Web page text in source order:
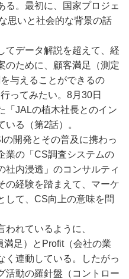
る。最初に、国家プロジェ
思いと社会的な背景の話
データ解説を超えて、経
のために、顧客満足（測定
与えることができるの
ってみたい。8月30日
「JALの植木社長とのイン
る（第2話）。
開発とその普及に携わっ
業の「CS調査システムの
社内浸透」のコンサルティ
の経験を踏まえて、マーケ
して、CS向上の意味を問
れているように、
足）とProfit（会社の業
く連動している。したがっ
活動の羅針盤（コントロー